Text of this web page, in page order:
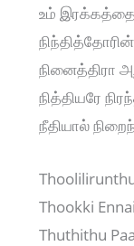
உம்
நினைத்திரா
நித்தியரே
நீதியால்
Thookki
Thuthithu